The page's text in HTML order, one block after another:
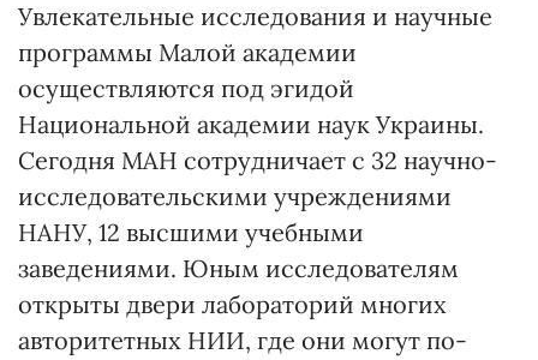
Увлекательные исследования и научные
программы Малой академии
осуществляются под эгидой
Национальной академии наук Украины.
Сегодня МАН сотрудничает с 32 научно-
исследовательскими учреждениями
НАНУ, 12 высшими учебными
заведениями. Юным исследователям
открыты двери лабораторий многих
авторитетных НИИ, где они могут по-